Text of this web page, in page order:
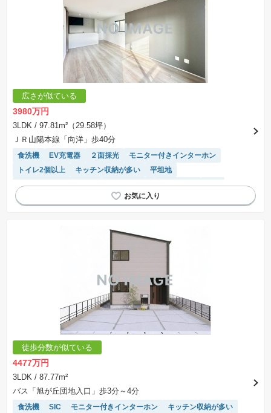
負会社によるもので、当該建築請負会社以外で建てた場合、同様のものが同価格で建てられる
とは限りません。また建築請負会社を特定するものではありません。
※建築条件付き土地とは、その土地に建築する建物の建築請負契約が、一定期間内に成立する
ことを条件として売買される土地のことをいいます。建築請負契約成立に向けて設計プランを
協議するため、土地購入者が自己の希望する建物の設計協議をするために必要な相当の期間の
交渉期間が設定され、その期間内で希望を満たすプランが実現できたかどうかにより結論を出
します。なお、この期間は概ね3ヶ月程度とされています。納得のいくプランが出来ず、建築請
負契約が成立しない場合、土地売買契約は白紙に戻り、土地契約にかかった代金（土地代金、
手付金など）は名目のいかんに関わらず、全て返却されます。
※課税対象物件の「価格」や「費用等」は消費税込みの「総額表示」で統一しています。
※「本体価格」とは、課税対象物件においては「消費税を除いた建物価格」と「土地価格」の
合計額を指します。
表示されておりません。
※取引にかかる費用：物件の契約手続き、決済、引き渡し時にかかる費用を表示しています。
不動産会社によって表記有無が異なるため、ご自身で十分な確認をしていただくようにお願い
いたします。
場合があります。
広さが似ている
3980万円
3LDK / 97.81m²（29.58坪）
ＪＲ山陽本線「向洋」歩40分
食洗機 EV充電器 ２面採光
モニター付きインターホン
トイレ2個以上
キッチン収納が多い
平坦地
接面道路の幅が６m以上
温水洗浄便座 陽当り良好
WIC
浴室乾燥機
システムキッチン 対面キッチン
徒歩分数が似ている
4477万円
3LDK / 87.77m²
バス「旭が丘団地入口」歩3分～4分
食洗機 SIC モニター付きインターホン
キッチン収納が多い